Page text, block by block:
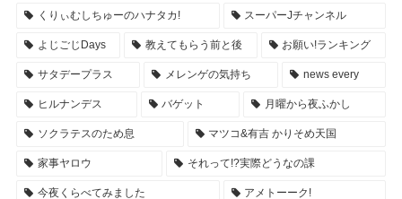
くりぃむしちゅーのハナタカ! スーパーJチャンネル
よじごじDays 教えてもらう前と後 お願い!ランキング
サタデープラス メレンゲの気持ち news every
ヒルナンデス バゲット 月曜から夜ふかし
ソクラテスのため息 マツコ&有吉 かりそめ天国
家事ヤロウ それって!?実際どうなの課
今夜くらべてみました アメトーーク!